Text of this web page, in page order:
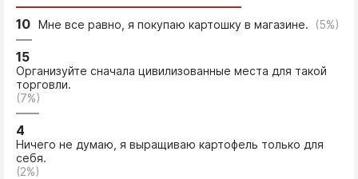
10 Мне все равно, я покупаю картошку в магазине. (5%)
15
Организуйте сначала цивилизованные места для такой
торговли.
(7%)
4
Ничего не думаю, я выращиваю картофель только для
себя.
(2%)